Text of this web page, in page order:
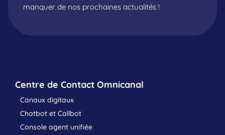
manquer de nos prochaines actualités !
Centre de Contact Omnicanal
Canaux digitaux
Chatbot et Callbot
Console agent unifiée